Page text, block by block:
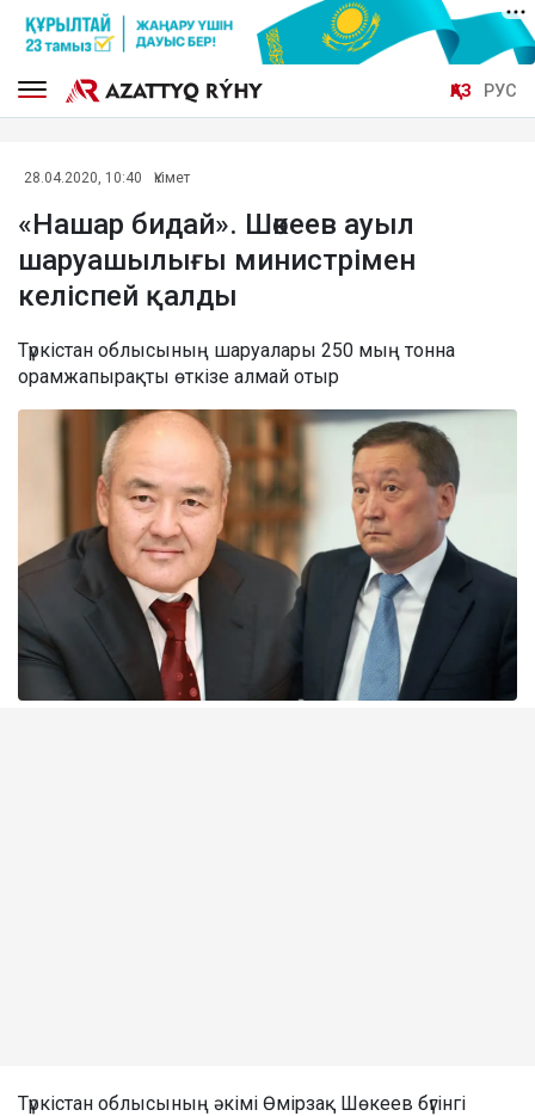
ҚАЗ РУС
28.04.2020, 10:40 Үкімет
«Нашар бидай». Шөкеев ауыл
шаруашылығы министрімен
келіспей қалды
Түркістан облысының шаруалары 250 мың тонна
орамжапырақты өткізе алмай отыр
Түркістан облысының әкімі Өмірзақ Шөкеев бүгінгі